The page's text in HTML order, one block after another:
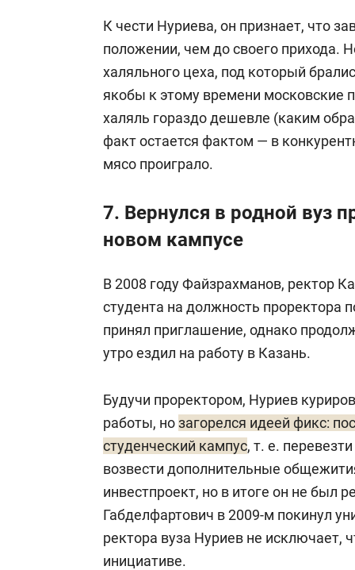
К чести Нуриева, он признает, что
положении, чем до своего прихода.
халяльного цеха, под который
якобы к этому времени московские
халяль гораздо дешевле (каким
факт остается фактом — в
мясо проиграло.
7. Вернулся в родной вуз
новом кампусе
В 2008 году Файзрахманов, ректор
студента на должность проректора
принял приглашение, однако
утро ездил на работу в Казань.
Будучи проректором, Нуриев
работы, нозагорелся идеей фикс:
студенческий кампус, т. е.
возвести дополнительные
инвестпроект, но в итоге он не был
Габделфартович в 2009-м покинул
ректора вуза Нуриев не исключает,
инициативе.